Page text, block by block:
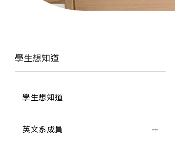
學生想知道
學生想知道
英文系成員